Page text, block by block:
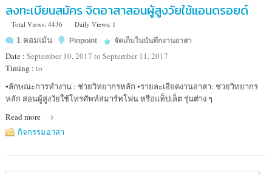
ลงทะเบียนสมัคร จิตอาสาสอนผู้สูงวัยใช้แอนดรอยด์
Total Views: 4436
Daily Views: 1
1 คอมเม้น
Pinpoint จัดเก็บในบันทึกงานอาสา
Date : September 10, 2017 to September 11, 2017
Timing : to
Location
:
บ้าน
ปัน
▪️ลักษณะการทำงาน : ช่วยวิทยากรหลัก ▪️รายละเอียดงานอาสา: ช่วยวิทยากร
หลัก สอนผู้สูงวัยใช้โทรศัพท์สมาร์ทโฟน หรือแท็ปเล็ต รุ่นต่าง ๆ
Read more
กิจกรรมอาสา